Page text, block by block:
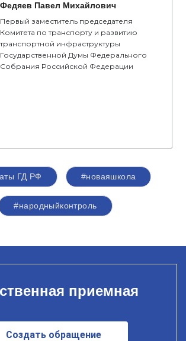
Федяев Павел Михайлович
Первый заместитель председателя
Комитета по транспорту и развитию
транспортной инфраструктуры
Государственной Думы Федерального
Собрания Российской Федерации
ГД РФ #новаяшкола
#народныйконтроль
приемная
Создать обращение